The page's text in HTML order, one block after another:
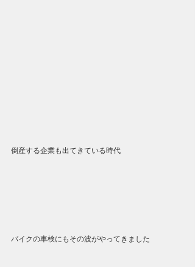
倒産する企業も出てきている時代
バイクの車検にもその波がやってきました